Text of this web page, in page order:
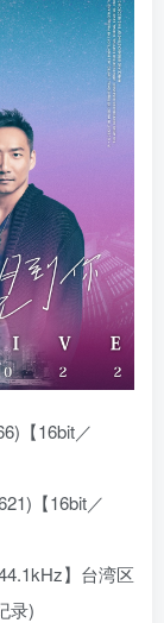
【16bit／
【16bit／
】台湾区
录)